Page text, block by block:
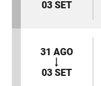
03 SET
31 AGO
03 SET